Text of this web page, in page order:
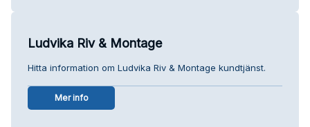
Ludvika Riv & Montage
Hitta information om Ludvika Riv & Montage kundtjänst.
Mer info